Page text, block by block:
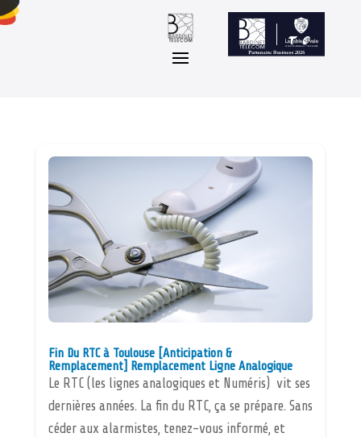
Fin Du RTC à Toulouse [Anticipation &
Remplacement] Remplacement Ligne Analogique
Le RTC (les lignes analogiques et Numéris) vit ses
dernières années. La fin du RTC, ça se prépare. Sans
céder aux alarmistes, tenez-vous informé, et